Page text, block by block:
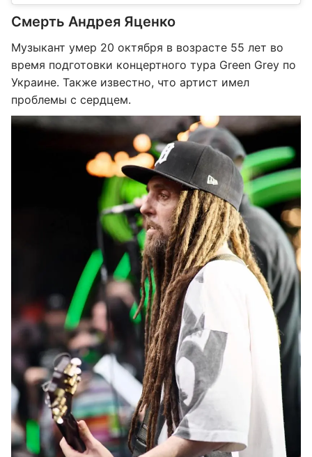
Смерть Андрея Яценко
Музыкант умер 20 октября в возрасте 55 лет во
время подготовки концертного тура Green Grey по
Украине. Также известно, что артист имел
проблемы с сердцем.